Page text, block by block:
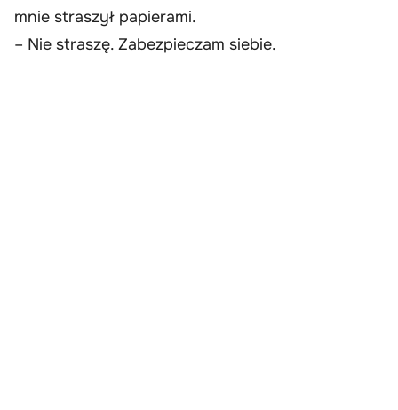
mnie straszył papierami.
– Nie straszę. Zabezpieczam siebie.